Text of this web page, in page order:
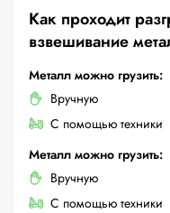
Как проходит
взвешивание
Металл можно грузить:
Вручную
С помощью техники
Металл можно грузить:
Вручную
С помощью техники